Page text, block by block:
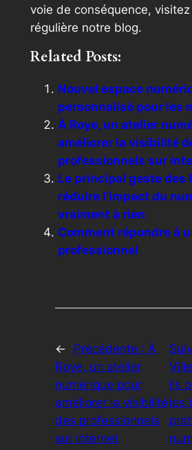
voie de conséquence,
régulière notre blog.
Related Posts:
Nouvel espace
personnalisé pour les
À Roye, un atelier
améliorer la visibilité
professionnels sur
Le principal geste des
réduire l’impact du
vraiment à rien
Comment répondre à
professionnel
← Précédente : À
Roye, un atelier
numérique pour
améliorer la visibilité
des professionnels
sur internet
Ils
les